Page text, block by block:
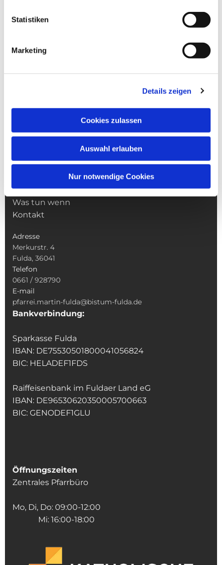
Statistiken
Marketing
Details zeigen
Cookies zulassen
Auswahl erlauben
Nur notwendige Cookies
Sakramente
Veranstaltungen & Angebote
Kindertagesstätte St. Andreas
Was tun wenn
Kontakt
Adresse
Merkurstr. 4
Fulda, 36041
Telefon
0661 / 928790
E-mail
pfarrei.martin-fulda@bistum-fulda.de
Bankverbindung:
Sparkasse Fulda
IBAN: DE75530501800041056824
BIC: HELADEF1FDS
Raiffeisenbank im Fuldaer Land eG
IBAN: DE96530620350005700663
BIC: GENODEF1GLU
Öffnungszeiten
Zentrales Pfarrbüro
Mo, Di, Do: 09:00-12:00
Mi: 16:00-18:00